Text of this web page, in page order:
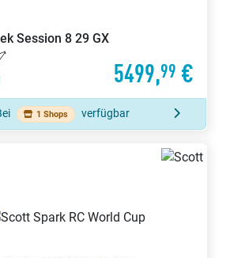
Session 8 29 GX
5499,99 €
1 Shops verfügbar